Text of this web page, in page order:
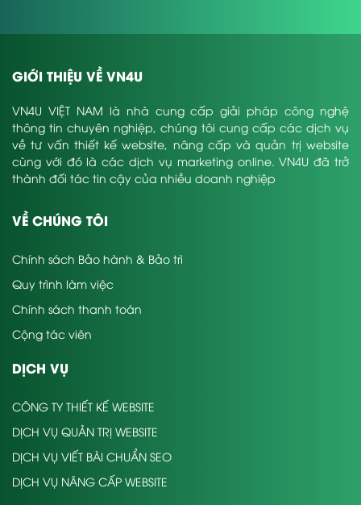
GIỚI THIỆU VỀ VN4U
VN4U VIỆT NAM là nhà cung cấp giải pháp công nghệ
thông tin chuyên nghiệp, chúng tôi cung cấp các dịch vụ
về tư vấn thiết kế website, nâng cấp và quản trị website
cùng với đó là các dịch vụ marketing online. VN4U đã trở
thành đối tác tin cậy của nhiều doanh nghiệp
VỀ CHÚNG TÔI
Chính sách Bảo hành & Bảo trì
Quy trình làm việc
Chính sách thanh toán
Cộng tác viên
DỊCH VỤ
CÔNG TY THIẾT KẾ WEBSITE
DỊCH VỤ QUẢN TRỊ WEBSITE
DỊCH VỤ VIẾT BÀI CHUẨN SEO
DỊCH VỤ NÂNG CẤP WEBSITE